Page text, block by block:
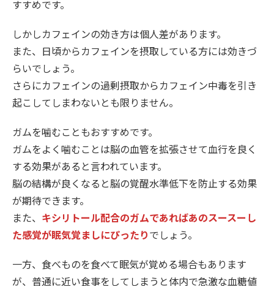
すすめです。
しかしカフェインの効き方は個人差があります。
また、日頃からカフェインを摂取している方には効きづ
らいでしょう。
さらにカフェインの過剰摂取からカフェイン中毒を引き
起こしてしまわないとも限りません。
ガムを噛むこともおすすめです。
ガムをよく噛むことは脳の血管を拡張させて血行を良く
する効果があると言われています。
脳の結構が良くなると脳の覚醒水準低下を防止する効果
が期待できます。
また、 キシリトール配合のガムであればあのスースーし
た感覚が眠気覚ましにぴったりでしょう。
一方、食べものを食べて眠気が覚める場合もあります
が、普通に近い食事をしてしまうと体内で急激な血糖値